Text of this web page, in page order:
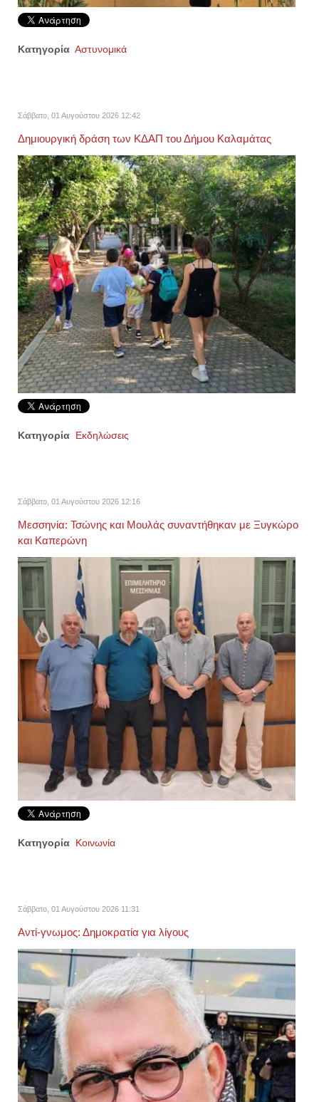
Κατηγορία Αστυνομικά
Σάββατο, 01 Αυγούστου 2026 12:42
Δημιουργική δράση των ΚΔΑΠ του Δήμου Καλαμάτας
Κατηγορία Εκδηλώσεις
Σάββατο, 01 Αυγούστου 2026 12:16
Μεσσηνία: Τσώνης και Μουλάς συναντήθηκαν με Ξυγκώρο
και Καπερώνη
Κατηγορία Κοινωνία
Σάββατο, 01 Αυγούστου 2026 11:31
Αντί-γνωμος: Δημοκρατία για λίγους